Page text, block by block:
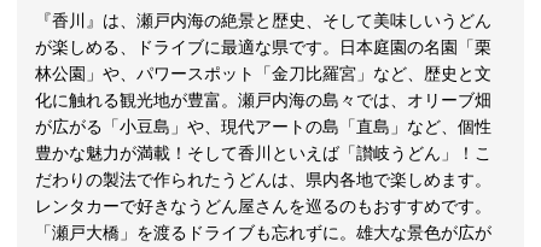
『香川』は、瀬戸内海の絶景と歴史、そして美味しいうどん
が楽しめる、ドライブに最適な県です。日本庭園の名園「栗
林公園」や、パワースポット「金刀比羅宮」など、歴史と文
化に触れる観光地が豊富。瀬戸内海の島々では、オリーブ畑
が広がる「小豆島」や、現代アートの島「直島」など、個性
豊かな魅力が満載！そして香川といえば「讃岐うどん」！こ
だわりの製法で作られたうどんは、県内各地で楽しめます。
レンタカーで好きなうどん屋さんを巡るのもおすすめです。
「瀬戸大橋」を渡るドライブも忘れずに。雄大な景色が広が